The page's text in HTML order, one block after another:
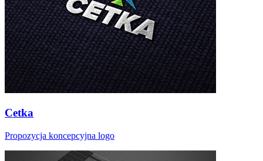
Cetka
Propozycja koncepcyjna logo